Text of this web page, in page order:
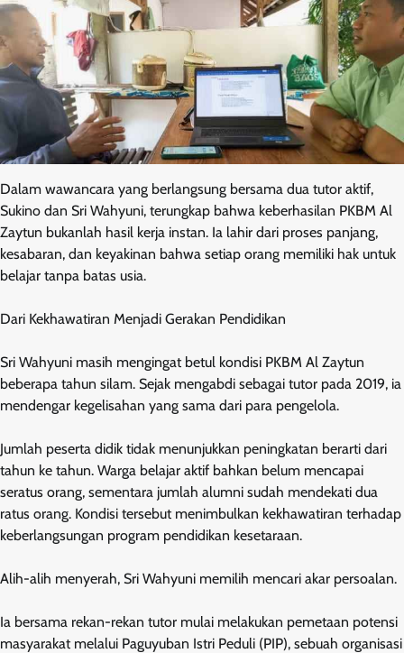
Dalam wawancara yang berlangsung bersama dua tutor aktif,
Sukino dan Sri Wahyuni, terungkap bahwa keberhasilan PKBM Al
Zaytun bukanlah hasil kerja instan. Ia lahir dari proses panjang,
kesabaran, dan keyakinan bahwa setiap orang memiliki hak untuk
belajar tanpa batas usia.
Dari Kekhawatiran Menjadi Gerakan Pendidikan
Sri Wahyuni masih mengingat betul kondisi PKBM Al Zaytun
beberapa tahun silam. Sejak mengabdi sebagai tutor pada 2019, ia
mendengar kegelisahan yang sama dari para pengelola.
Jumlah peserta didik tidak menunjukkan peningkatan berarti dari
tahun ke tahun. Warga belajar aktif bahkan belum mencapai
seratus orang, sementara jumlah alumni sudah mendekati dua
ratus orang. Kondisi tersebut menimbulkan kekhawatiran terhadap
keberlangsungan program pendidikan kesetaraan.
Alih-alih menyerah, Sri Wahyuni memilih mencari akar persoalan.
Ia bersama rekan-rekan tutor mulai melakukan pemetaan potensi
masyarakat melalui Paguyuban Istri Peduli (PIP), sebuah organisasi